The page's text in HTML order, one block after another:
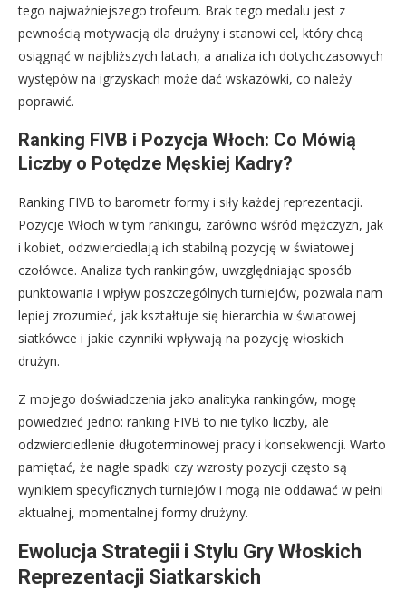
tego najważniejszego trofeum. Brak tego medalu jest z
pewnością motywacją dla drużyny i stanowi cel, który chcą
osiągnąć w najbliższych latach, a analiza ich dotychczasowych
występów na igrzyskach może dać wskazówki, co należy
poprawić.
Ranking FIVB i Pozycja Włoch: Co Mówią
Liczby o Potędze Męskiej Kadry?
Ranking FIVB to barometr formy i siły każdej reprezentacji.
Pozycje Włoch w tym rankingu, zarówno wśród mężczyzn, jak
i kobiet, odzwierciedlają ich stabilną pozycję w światowej
czołówce. Analiza tych rankingów, uwzględniając sposób
punktowania i wpływ poszczególnych turniejów, pozwala nam
lepiej zrozumieć, jak kształtuje się hierarchia w światowej
siatkówce i jakie czynniki wpływają na pozycję włoskich
drużyn.
Z mojego doświadczenia jako analityka rankingów, mogę
powiedzieć jedno: ranking FIVB to nie tylko liczby, ale
odzwierciedlenie długoterminowej pracy i konsekwencji. Warto
pamiętać, że nagłe spadki czy wzrosty pozycji często są
wynikiem specyficznych turniejów i mogą nie oddawać w pełni
aktualnej, momentalnej formy drużyny.
Ewolucja Strategii i Stylu Gry Włoskich
Reprezentacji Siatkarskich